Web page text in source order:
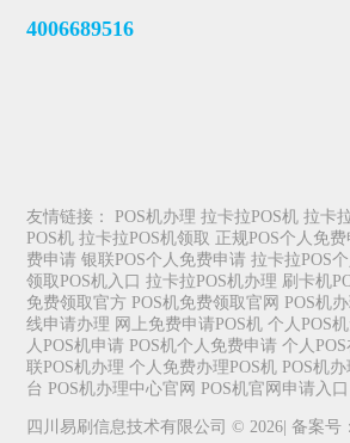
4006689516
友情链接： POS机办理 拉卡拉POS机 拉卡
POS机 拉卡拉POS机领取 正规POS个人免
费申请 银联POS个人免费申请 拉卡拉POS
领取POS机入口 拉卡拉POS机办理 刷卡机
免费领取官方 POS机免费领取官网 POS机
线申请办理 网上免费申请POS机 个人POS
人POS机申请 POS机个人免费申请 个人
联POS机办理 个人免费办理POS机 POS机
台 POS机办理中心官网 POS机官网申请入口
四川易刷信息技术有限公司 © 2026| 备案号